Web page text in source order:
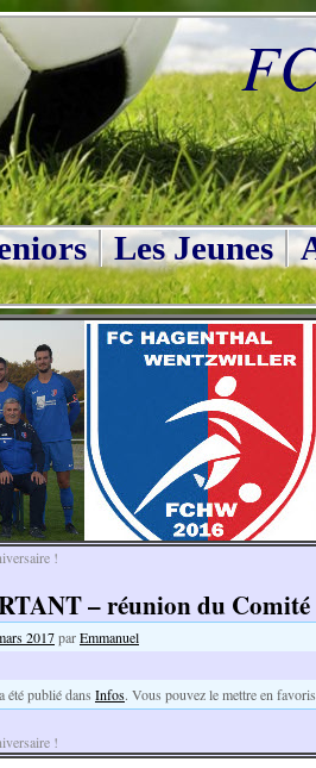
Les Jeunes
!
– réunion du Comité
2017parEmmanuel
été publié dans Infos. Vous pouvez le mettre en
!